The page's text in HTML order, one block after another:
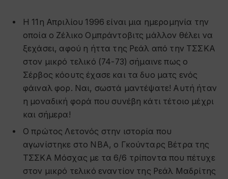
Η 11η Απριλίου 1996 είναι μια ημερομηνία την
οποία ο Ζέλικο Ομπράντοβιτς μάλλον θέλει να
ξεχάσει, αφού η ήττα της Ρεάλ από την ΤΣΣΚΑ
στον μικρό τελικό (74-73) σήμαινε πως ο
Σέρβος κόουτς έχασε και τα δυο ματς ενός
φάιναλ φορ. Ναι, σωστά μαντέψατε! Αυτή ήταν
η μοναδική φορά που συνέβη κάτι τέτοιο μέχρι
και σήμερα!
Ο πρώτος Λετονός στην ιστορία που
αγωνίστηκε στο ΝΒΑ, ο Γκούνταρς Βέτρα της
ΤΣΣΚΑ Μόσχας με τα 6/6 τρίποντα που πέτυχε
στον μικρό τελικό εναντίον της Ρεάλ Μαδρίτης